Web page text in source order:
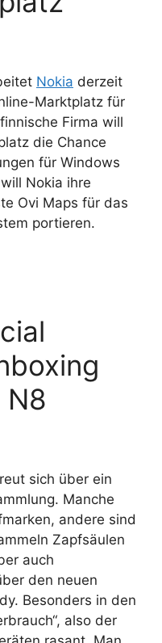
Nokia derzeit
Marktplatz für
Firma will
die Chance
für Windows
Nokia ihre
Ovi Maps für das
portieren.
N8
sich über ein
Manche
andere sind
Zapfsäulen
auch
den neuen
Besonders in den
also der